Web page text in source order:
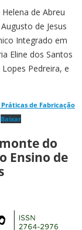
de Abreu
de Jesus
Integrado em
Eline dos Santos
Pedreira, e
de Fabricação
Baixar
do
Ensino de